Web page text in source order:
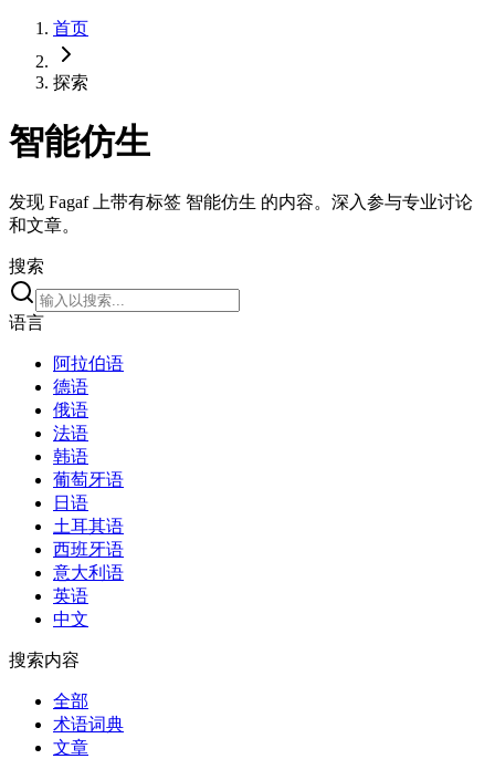
首页
探索
智能仿生
发现 Fagaf 上带有标签 智能仿生 的内容。深入参与专业讨论
和文章。
搜索
语言
阿拉伯语
德语
俄语
法语
韩语
葡萄牙语
日语
土耳其语
西班牙语
意大利语
英语
中文
搜索内容
全部
术语词典
文章